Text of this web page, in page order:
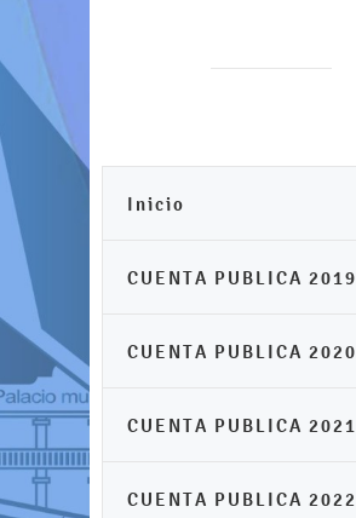
Inicio
CUENTA PUBLICA 2019
CUENTA PUBLICA 2020
CUENTA PUBLICA 2021
CUENTA PUBLICA 2022